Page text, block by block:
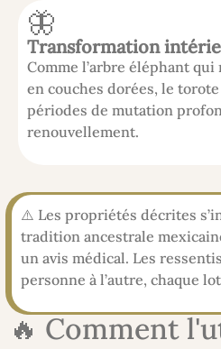
🦋
Transformation
Comme l’arbre éléphant
en couches dorées, le
périodes de mutation
renouvellement.
⚠️ Les propriétés décrites
tradition ancestrale
un avis médical. Les
personne à l’autre, chaque
🔥 Comment